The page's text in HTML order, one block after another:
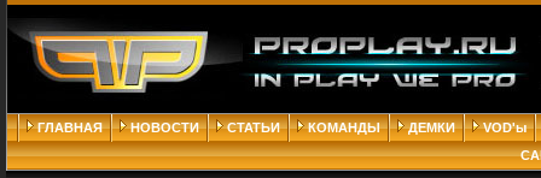
ГЛАВНАЯ НОВОСТИ СТАТЬИ КОМАНДЫ ДЕМКИ
VOD'ы